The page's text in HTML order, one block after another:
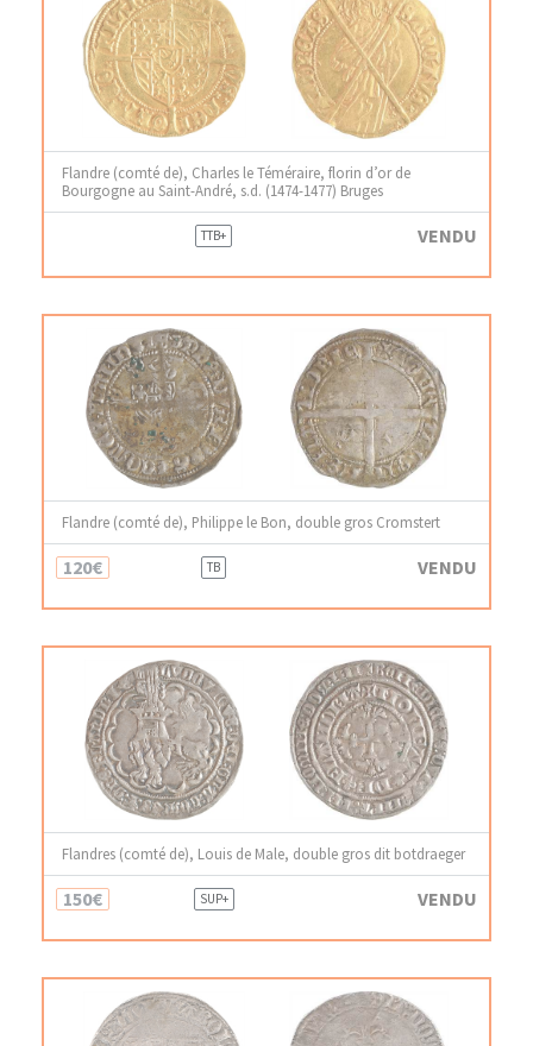
Flandre (comté de), Charles le Téméraire, florin d’or de
Bourgogne au Saint-André, s.d. (1474-1477) Bruges
TTB+ VENDU
Flandre (comté de), Philippe le Bon, double gros Cromstert
120€ TB VENDU
Flandres (comté de), Louis de Male, double gros dit botdraeger
150€ SUP+ VENDU